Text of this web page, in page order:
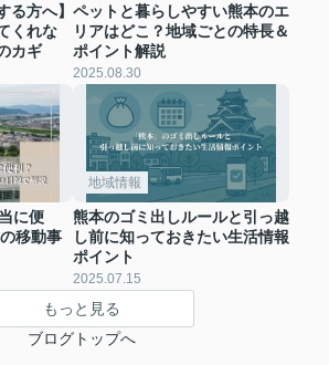
る方へ】
くれな
カギ
ペットと暮らしやすい熊本のエ
リアはどこ？地域ごとの特長＆
ポイント解説
2025.08.30
に便
移動事
地域情報
熊本のゴミ出しルールと引っ越
し前に知っておきたい生活情報
ポイント
2025.07.15
もっと見る
ブログトップへ